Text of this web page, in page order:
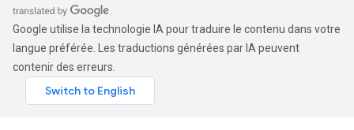
Google utilise la technologie IA pour traduire le contenu dans votre
langue préférée. Les traductions générées par IA peuvent
contenir des erreurs.